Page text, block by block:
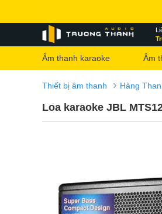
Âm thanh karaoke Âm
Thiết bị âm thanh › Hàng
Loa karaoke JBL